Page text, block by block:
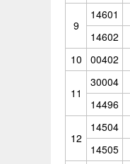
9
14601
14602
10
00402
11
30004
14496
12
14504
14505